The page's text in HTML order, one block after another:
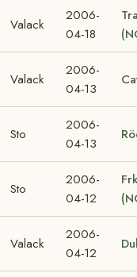
Valack
2006-
04-18
Valack
2006-
04-13
Sto
2006-
04-13
Sto
2006-
04-12
Valack
2006-
04-12